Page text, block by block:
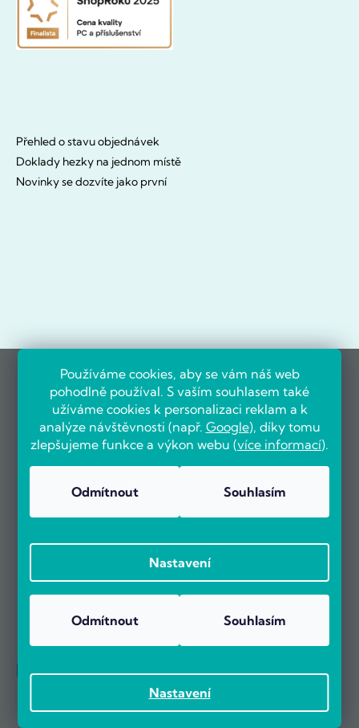
Používáme cookies, aby se vám náš web
pohodlně používal. S vaším souhlasem také
užíváme cookies k personalizaci reklam a k
analýze návštěvnosti (např. Google), díky tomu
zlepšujeme funkce a výkon webu (více informací).
Nastavení
Odmítnout Souhlasím
Nastavení
Odmítnout Souhlasím
Přehled o stavu objednávek
Doklady hezky na jednom místě
Novinky se dozvíte jako první
OVĚŘENO ZÁKAZNÍKY
Už více než 5000 zákazníků nás doporučuje na základě recenzí
na portálu Heureka.cz.
Zobrazit více než 5000 recenzí na Heureka.cz
Reference firem